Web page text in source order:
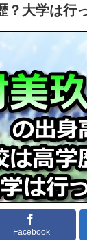
？大学は行
Facebook